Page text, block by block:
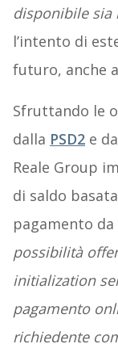
disponibile sia
l’intento di
futuro, anche
Sfruttando le
dalla PSD2e
Reale Group
di saldo
pagamento
possibilità
initialization
pagamento
richiedente